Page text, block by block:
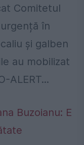
Comitetul
în
și galben
au mobilizat
ALERT...